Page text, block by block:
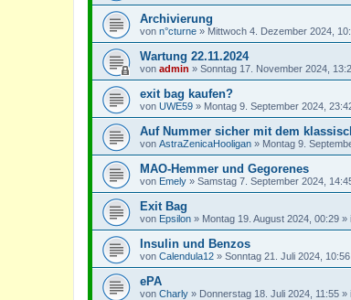
Archivierung
von n°cturne » Mittwoch 4. Dezember 2024,
Wartung 22.11.2024
von admin » Sonntag 17. November 2024,
exit bag kaufen?
von UWE59 » Montag 9. September 2024,
Auf Nummer sicher mit dem
von AstraZenicaHooligan » Montag 9.
MAO-Hemmer und Gegorenes
von Emely » Samstag 7. September 2024,
Exit Bag
von Epsilon » Montag 19. August 2024, 00:29 »
Insulin und Benzos
von Calendula12 » Sonntag 21. Juli 2024, 10:56
ePA
von Charly » Donnerstag 18. Juli 2024, 11:55 »